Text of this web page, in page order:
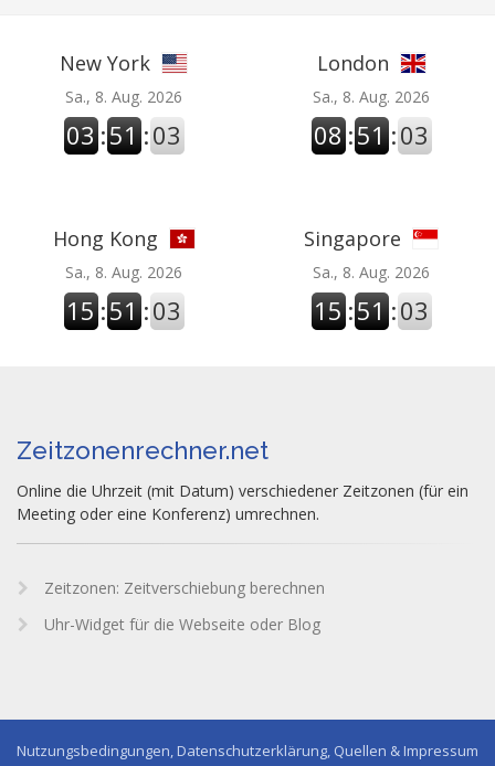
New York
Sa., 8. Aug. 2026
03 :51 :04
London
Sa., 8. Aug. 2026
08 :51 :04
Hong Kong
Sa., 8. Aug. 2026
15 :51 :04
Singapore
Sa., 8. Aug. 2026
15 :51 :04
Zeitzonenrechner.net
Online die Uhrzeit (mit Datum) verschiedener Zeitzonen (für ein
Meeting oder eine Konferenz) umrechnen.
Zeitzonen: Zeitverschiebung berechnen
Uhr-Widget für die Webseite oder Blog
Nutzungsbedingungen, Datenschutzerklärung, Quellen & Impressum